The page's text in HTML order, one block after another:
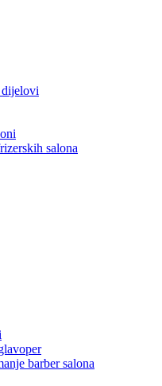
dijelovi
salona
barber salona